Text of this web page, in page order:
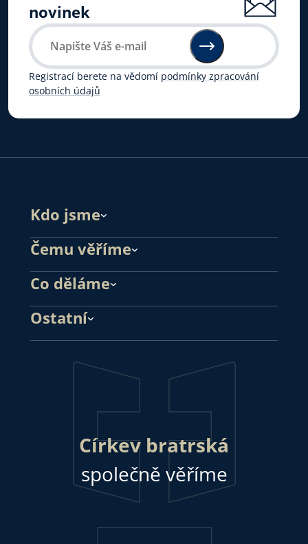
novinek
Registrací berete na vědomí podmínky zpracování
osobních údajů
Kdo jsme
Čemu věříme
Co děláme
Ostatní
Církev bratrská
společně věříme